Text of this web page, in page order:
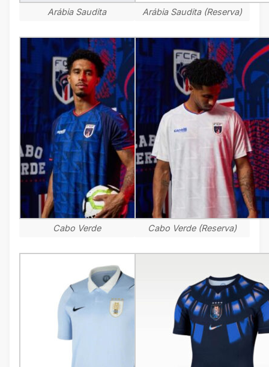
Arábia Saudita Arábia Saudita (Reserva)
Cabo Verde Cabo Verde (Reserva)